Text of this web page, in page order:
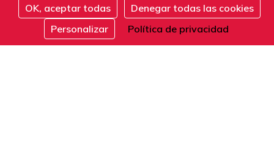
OK, aceptar todas
Denegar todas las cookies
Personalizar
Política de privacidad
Inscribirse
Teléfono
Desde Francia o el extranjero: